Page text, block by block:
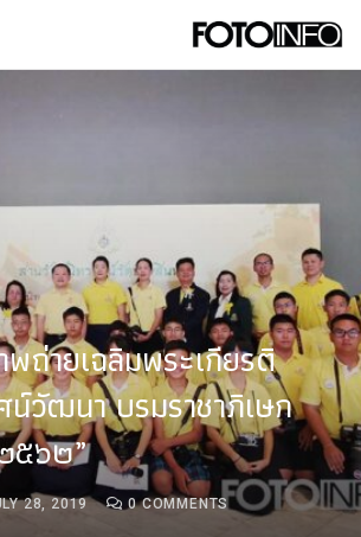
ถ่ายเฉลิมพระเกียรติ
น์วัฒนา บรมราชาภิเษก
๕๖๒”
28, 2019 0COMMENTS